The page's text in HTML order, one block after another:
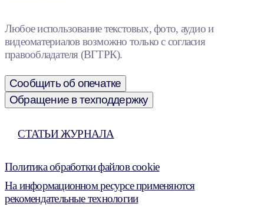
Любое использование текстовых, фото, аудио и
видеоматериалов возможно только с согласия
правообладателя (ВГТРК).
Сообщить об опечатке
Обращение в техподдержку
СТАТЬИ ЖУРНАЛА
Политика обработки файлов cookie
На информационном ресурсе применяются
рекомендательные технологии